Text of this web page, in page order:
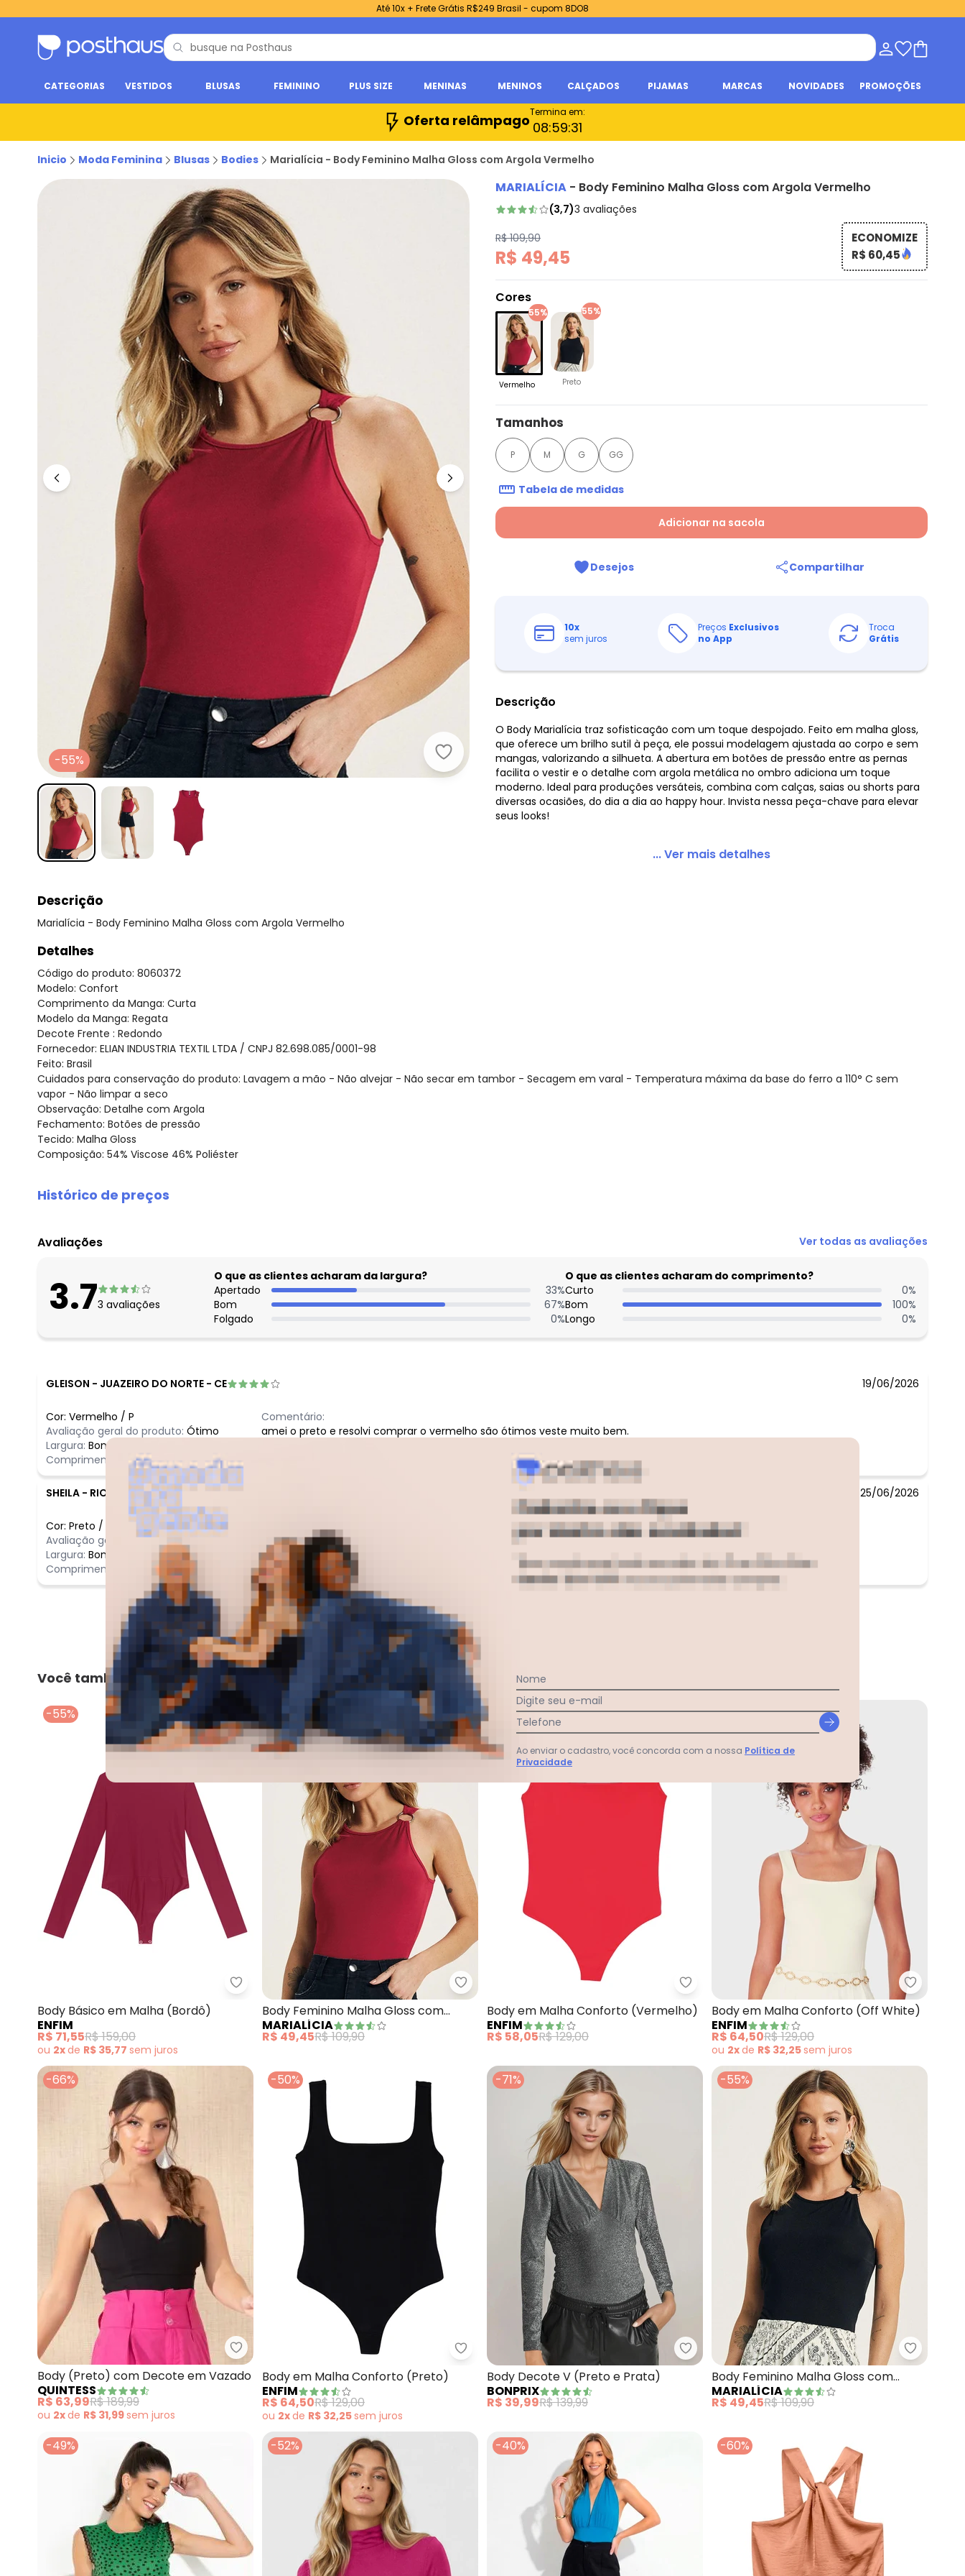
Até 10x + Frete Grátis R$249 Brasil - cupom 8DO8
CATEGORIAS VESTIDOS BLUSAS FEMININO PLUS SIZE MENINAS MENINOS CALÇADOS PIJAMAS MARCAS NOVIDADES PROMOÇÕES
Oferta relâmpagoTermina em:
08:59:29
Inicio Moda Feminina Blusas Bodies Marialícia - Body Feminino Malha Gloss com Argola Vermelho
Marialícia - Body Feminino Malha Gloss com Argola Vermelho
-55%
MARIALÍCIA - Body Feminino Malha Gloss com Argola Vermelho
(3,7)3 avaliações
R$ 109,90
R$ 49,45
ECONOMIZE
R$ 60,45
Cores
55%
Vermelho
55%
Preto
Tamanhos
P M G GG
Tabela de medidas
Adicionar na sacola
Desejos Compartilhar
10x
sem juros
Preços Exclusivos
no App
Troca
Grátis
Descrição
O Body Marialícia traz sofisticação com um toque despojado. Feito em malha gloss,
que oferece um brilho sutil à peça, ele possui modelagem ajustada ao corpo e sem
mangas, valorizando a silhueta. A abertura em botões de pressão entre as pernas
facilita o vestir e o detalhe com argola metálica no ombro adiciona um toque
moderno. Ideal para produções versáteis, combina com calças, saias ou shorts para
diversas ocasiões, do dia a dia ao happy hour. Invista nessa peça-chave para elevar
seus looks!
... Ver mais detalhes
Descrição
Marialícia - Body Feminino Malha Gloss com Argola Vermelho
Detalhes
Código do produto: 8060372
Modelo: Confort
Comprimento da Manga: Curta
Modelo da Manga: Regata
Decote Frente : Redondo
Fornecedor: ELIAN INDUSTRIA TEXTIL LTDA / CNPJ 82.698.085/0001-98
Feito: Brasil
Cuidados para conservação do produto: Lavagem a mão - Não alvejar - Não secar em tambor - Secagem em varal - Temperatura máxima da base do ferro a 110° C sem
vapor - Não limpar a seco
Observação: Detalhe com Argola
Fechamento: Botões de pressão
Tecido: Malha Gloss
Composição: 54% Viscose 46% Poliéster
Histórico de preços
agosto/2026
N/D*
maio/2026 N/D*
abril/2026 R$ 54,95
R$ 43,96
fevereiro/2026 R$ 76,93
Avaliações Ver todas as avaliações
3.73 avaliações
O que as clientes acharam da largura?
Apertado
33%
Bom
67%
Folgado
0%
O que as clientes acharam do comprimento?
Curto
0%
Bom
100%
Longo
0%
GLEISON - JUAZEIRO DO NORTE - CE 19/06/2026
Cor: Vermelho / P
Avaliação geral do produto: Ótimo
Largura: Bom
Comprimento:
Bom
Comentário:
amei o preto e resolvi comprar o vermelho são ótimos veste muito bem.
SHEILA - RIO DE JANEIRO - RJ 25/06/2026
Cor: Preto /
Avaliação geral do produto:
Largura: Bom
Comprimento:
Comentário:
Bom
Ver todas as avaliações
Você também pode gostar
-55%
Enfim - Body Básico em Malha (Bordô)
Body Básico em Malha (Bordô)
ENFIM
R$ 71,55R$ 159,00
ou 2xde R$ 35,77 sem juros
-55%
Marialícia - Body Feminino Malha Gloss com Argola (Vermelho)
Body Feminino Malha Gloss com
Argola (Vermelho)
MARIALÍCIA
R$ 49,45R$ 109,90
-55%
Enfim - Body em Malha Conforto (Vermelho)
Body em Malha Conforto (Vermelho)
ENFIM
R$ 58,05R$ 129,00
-50%
Enfim -
Body em Malha Conforto (Off White)
ENFIM
R$ 64,50R$ 129,00
ou 2xde R$ 32,25sem juros
-66%
Quintess - Body (Preto) com Decote em Vazado
Body (Preto) com Decote em Vazado
QUINTESS
R$ 63,99R$ 189,99
ou 2xde R$ 31,99sem juros
-50%
Enfim - Body em Malha Conforto (Preto)
Body em Malha Conforto (Preto)
ENFIM
R$ 64,50R$ 129,00
ou 2xde R$ 32,25sem juros
-71%
bonprix - Body Decote V (Preto e Prata)
Body Decote V (Preto e Prata)
BONPRIX
R$ 39,99R$ 139,99
-55%
Body Feminino Malha Gloss com
Argola (Preto)
MARIALÍCIA
R$ 49,45R$ 109,90
-49% -52% -40% -60%
Nome
Digite seu e-mail
Telefone
Ao enviar o cadastro, você concorda com a nossa Política de
Privacidade